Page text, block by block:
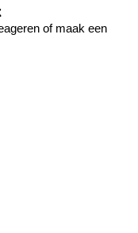
of maak een